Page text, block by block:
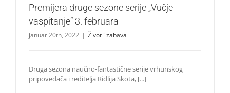
Premijera druge sezone serije „Vučje
vaspitanje“ 3. februara
januar 20th, 2022 | Život i zabava
Druga sezona naučno-fantastične serije vrhunskog
pripovedača i reditelja Ridlija Skota, [...]